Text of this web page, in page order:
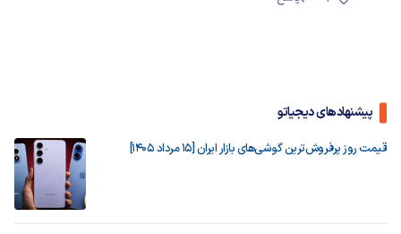
پیشنهادهای دیجیاتو
قیمت روز پرفروش‌ترین گوشی‌های بازار ایران [15 مرداد 1405]